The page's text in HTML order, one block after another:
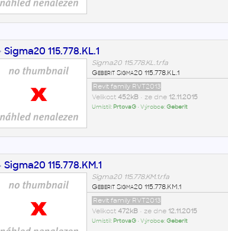
Sigma20 115.778.KL.1
Sigma20 115.778.KL.1.rfa
Geberit Sigma20 115.778.KL.1
Revit family RVT2013
Velikost 452kB• ze dne 12.11.2015
Umístil: PrtovaG• Výrobce:Geberit
Sigma20 115.778.KM.1
Sigma20 115.778.KM.1.rfa
Geberit Sigma20 115.778.KM.1
Revit family RVT2013
Velikost 472kB• ze dne 12.11.2015
Umístil: PrtovaG• Výrobce:Geberit